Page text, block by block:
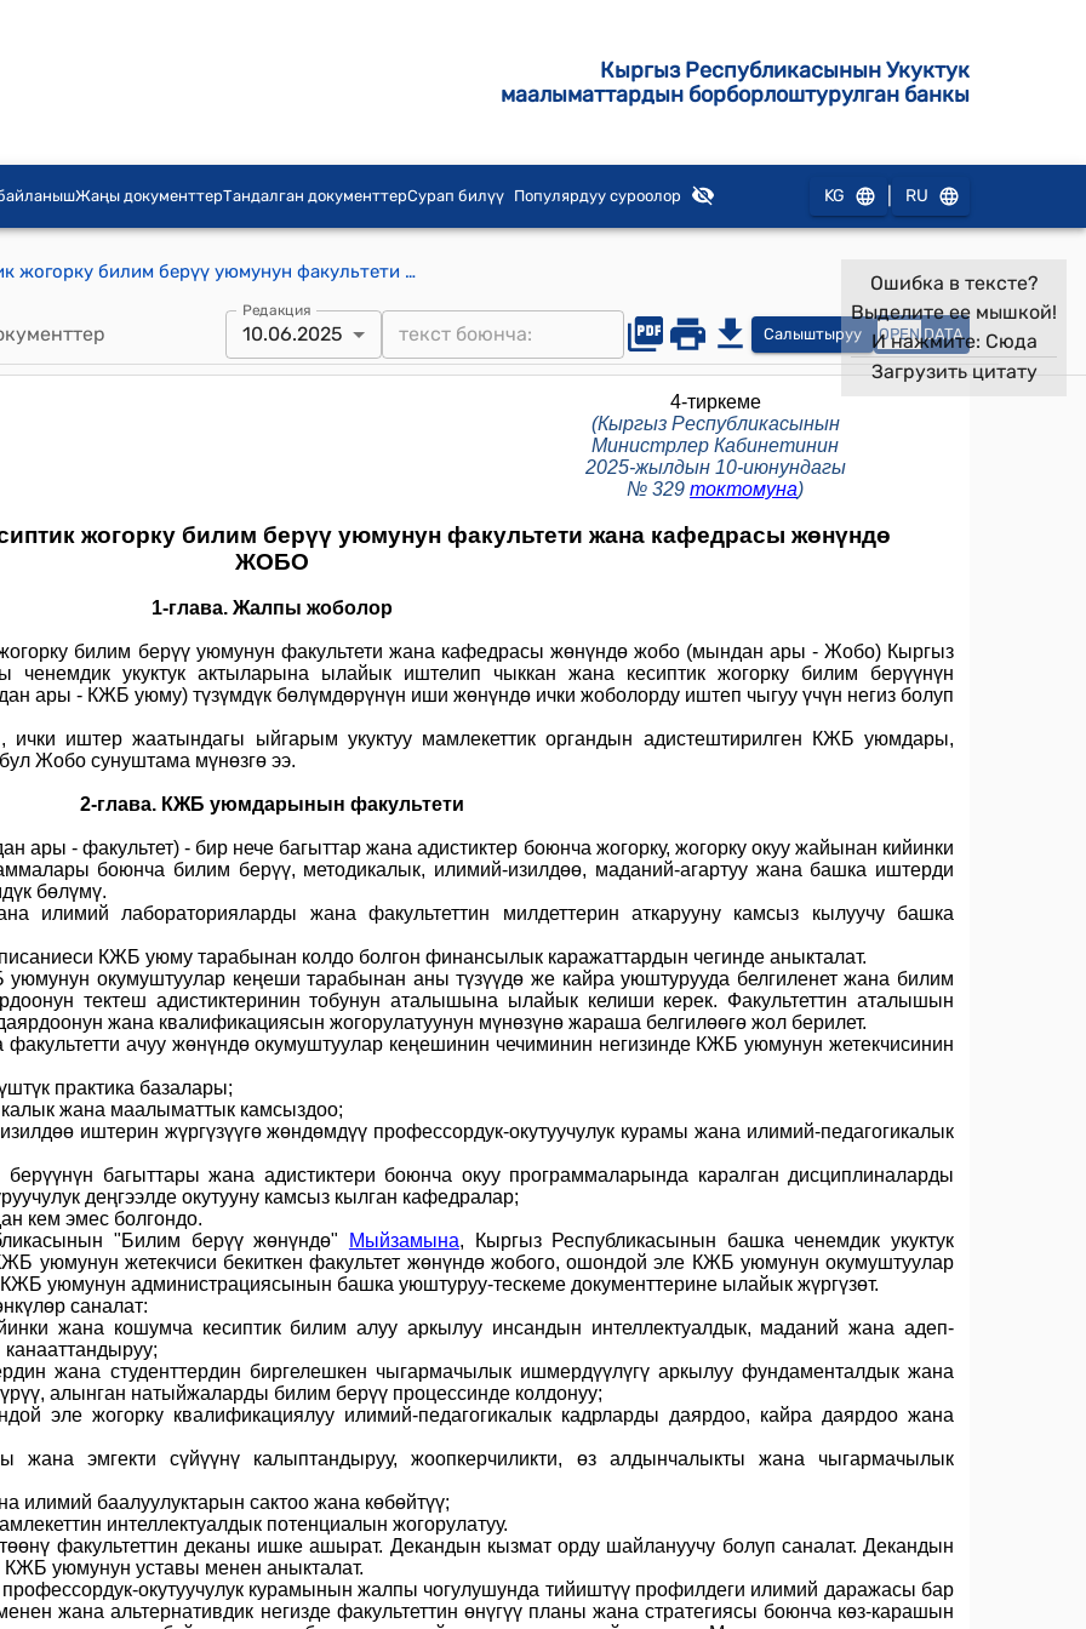
Кыргыз Республикасынын Укуктук
маалыматтардын борборлоштурулган банкы
Жаңы документтерТандалган документтерСурап билүү Популярдуу суроолор KG RU
Кыргыз Республикасынын кесиптик жогорку билим берүү уюмунун факультети жана кафедрасы жөнүндө жобо (Кыргыз Республикасынын Министрлер Кабинетинин 2025-жылдын 10-июнундагы № 329 токтомуна) 4-тиркеме
Редакция
10.06.2025 Салыштыруу OPEN DATA
Ошибка в тексте?
Выделите ее мышкой!
И нажмите: Сюда
Загрузить цитату